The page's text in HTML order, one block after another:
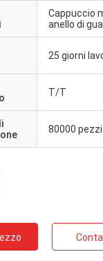
Cappuccio
anello di
25 giorni
T/T
80000